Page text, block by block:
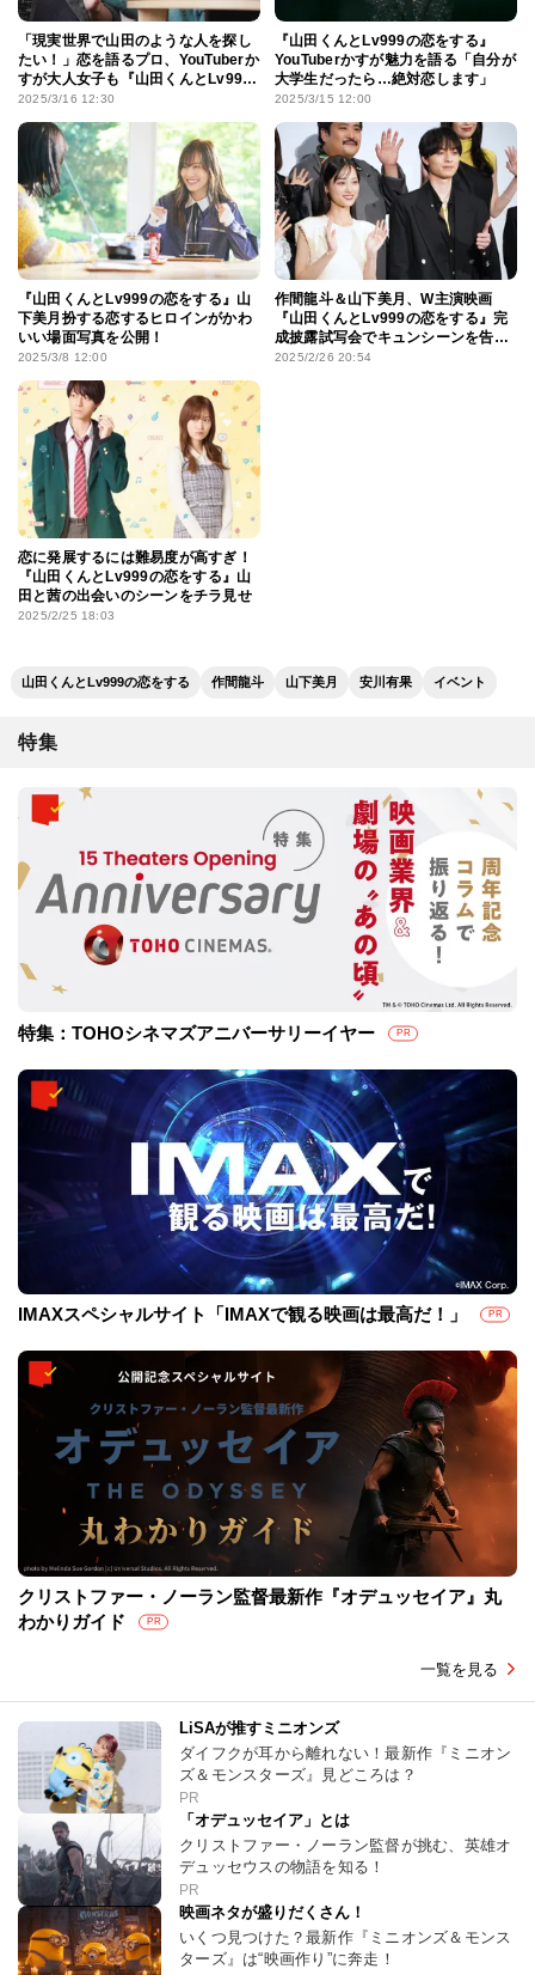
「現実世界で山田のような人を探し
たい！」恋を語るプロ、YouTuberか
すが大人女子も『山田くんとLv999
の恋をする』にときめくポイントを
2025/3/16 12:30
『山田くんとLv999の恋をする』
YouTuberかすが魅力を語る「自分が
大学生だったら…絶対恋します」
2025/3/15 12:00
『山田くんとLv999の恋をする』山
下美月扮する恋するヒロインがかわ
いい場面写真を公開！
2025/3/8 12:00
作間龍斗＆山下美月、W主演映画
『山田くんとLv999の恋をする』完
成披露試写会でキュンシーンを告
白！「顔が近づくシーンは息が止ま
2025/2/26 20:54
恋に発展するには難易度が高すぎ！
『山田くんとLv999の恋をする』山
田と茜の出会いのシーンをチラ見せ
2025/2/25 18:03
山田くんとLv999の恋をする 作間龍斗 山下美月 安川有果 イベント
特集
特集：TOHOシネマズアニバーサリーイヤー PR
IMAXスペシャルサイト「IMAXで観る映画は最高だ！」 PR
クリストファー・ノーラン監督最新作『オデュッセイア』丸
わかりガイド
PR
一覧を見る
LiSAが推すミニオンズ
ダイフクが耳から離れない！最新作『ミニオン
ズ＆モンスターズ』見どころは？
PR
「オデュッセイア」とは
クリストファー・ノーラン監督が挑む、英雄オ
デュッセウスの物語を知る！
PR
映画ネタが盛りだくさん！
いくつ見つけた？最新作『ミニオンズ＆モンス
ターズ』は“映画作り”に奔走！